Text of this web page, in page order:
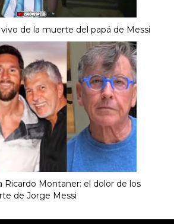
de la muerte del papá de Messi
Ricardo Montaner: el dolor de los
de Jorge Messi